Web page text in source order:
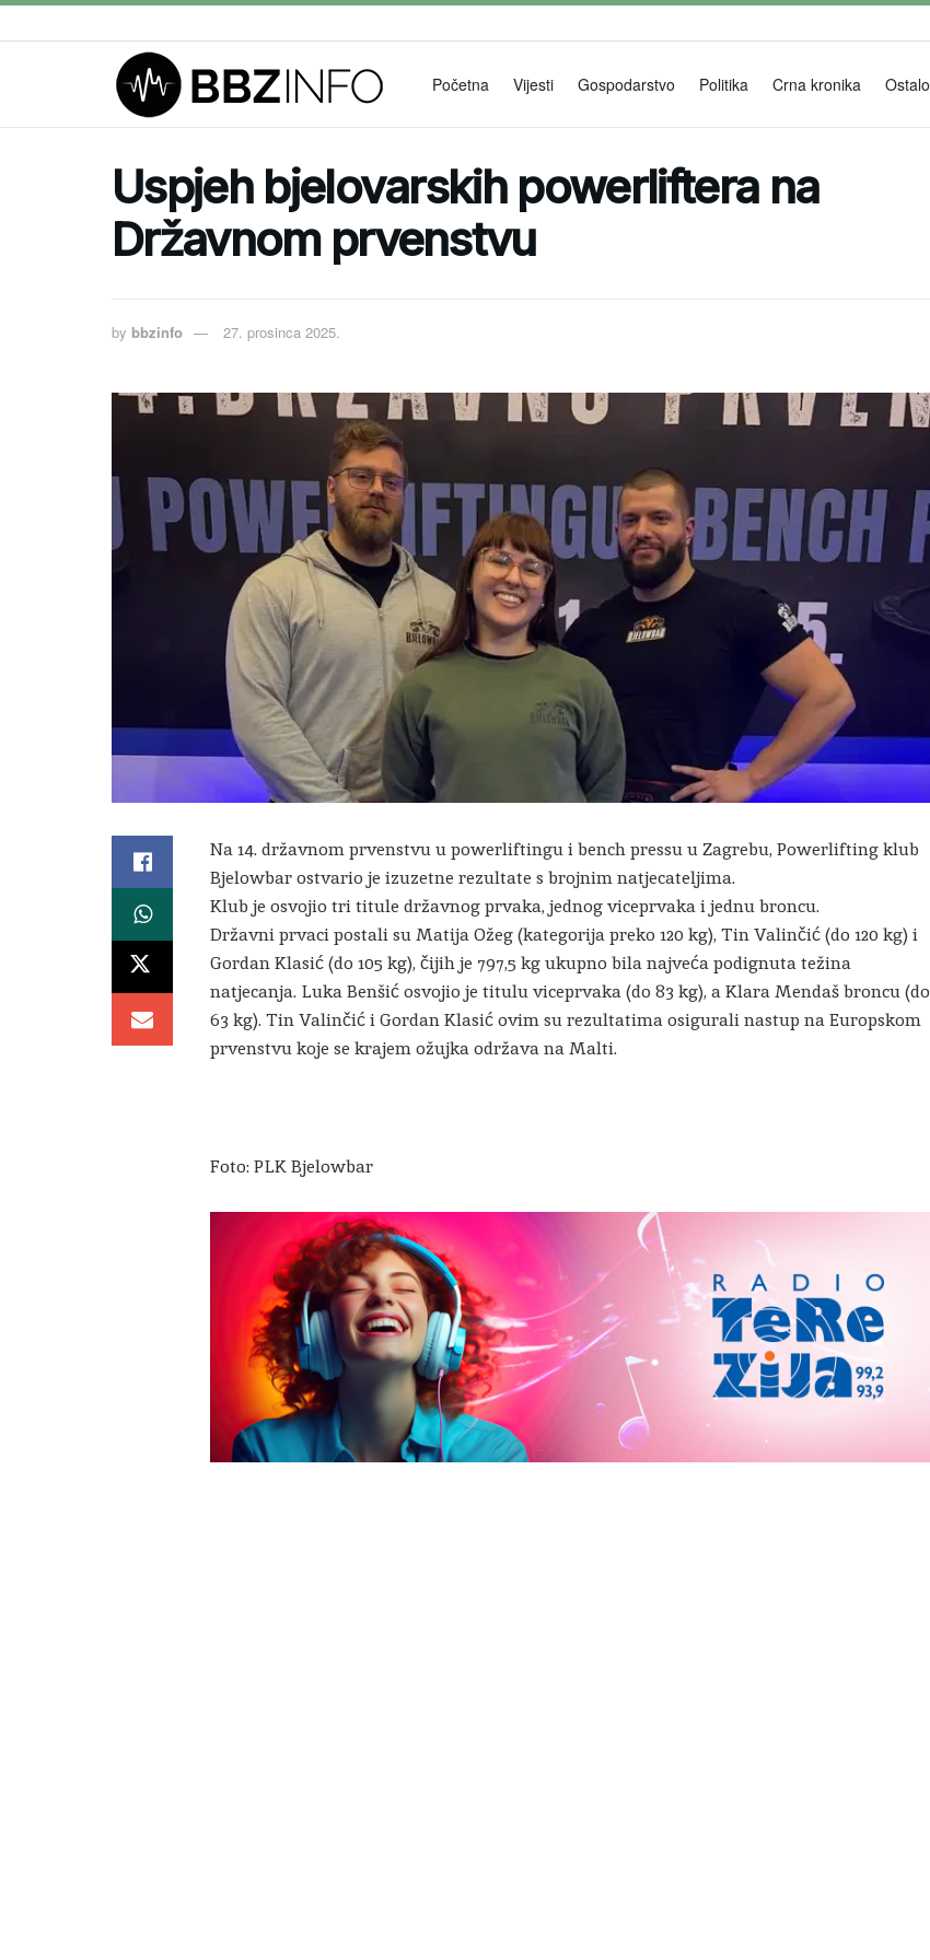
Početna Vijesti Gospodarstvo Politika Crna kronika Ostalo
Uspjeh bjelovarskih powerliftera na
Državnom prvenstvu
by bbzinfo 27. prosinca 2025.
Na 14. državnom prvenstvu u powerliftingu i bench pressu u Zagrebu, Powerlifting klub
Bjelowbar ostvario je izuzetne rezultate s brojnim natjecateljima.
Klub je osvojio tri titule državnog prvaka, jednog viceprvaka i jednu broncu.
Državni prvaci postali su Matija Ožeg (kategorija preko 120 kg), Tin Valinčić (do 120 kg) i
Gordan Klasić (do 105 kg), čijih je 797,5 kg ukupno bila najveća podignuta težina
natjecanja. Luka Benšić osvojio je titulu viceprvaka (do 83 kg), a Klara Mendaš broncu (do
63 kg). Tin Valinčić i Gordan Klasić ovim su rezultatima osigurali nastup na Europskom
prvenstvu koje se krajem ožujka održava na Malti.
Foto: PLK Bjelowbar